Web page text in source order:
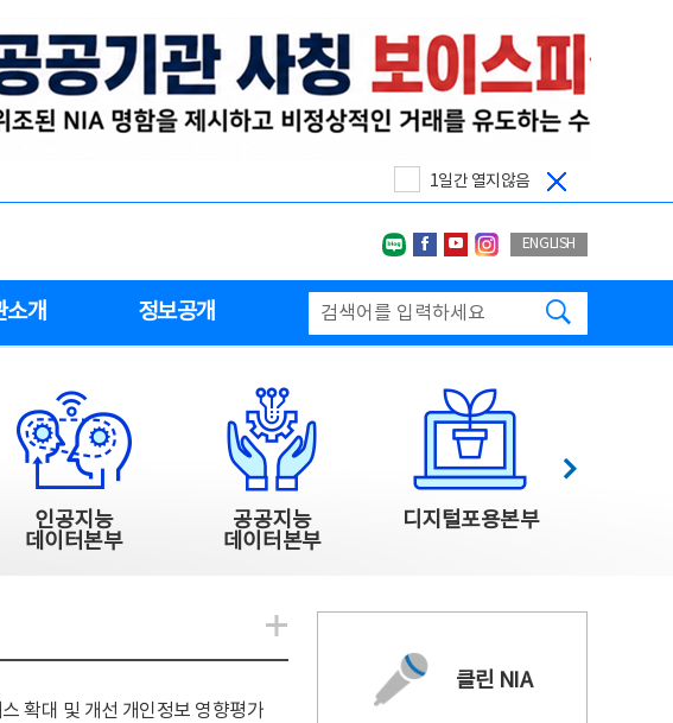
1일간 열지않음
네이버블로그
페이스북
유투브인스타그랩
ENGLISH
소개 정보공개
인공지능
데이터본부
공공지능
데이터본부
디지털포용본부
다음
확대 및 개선 개인정보 영향평가
알림관련 더보기
클린 NIA